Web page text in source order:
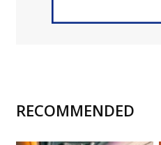
RECOMMENDED